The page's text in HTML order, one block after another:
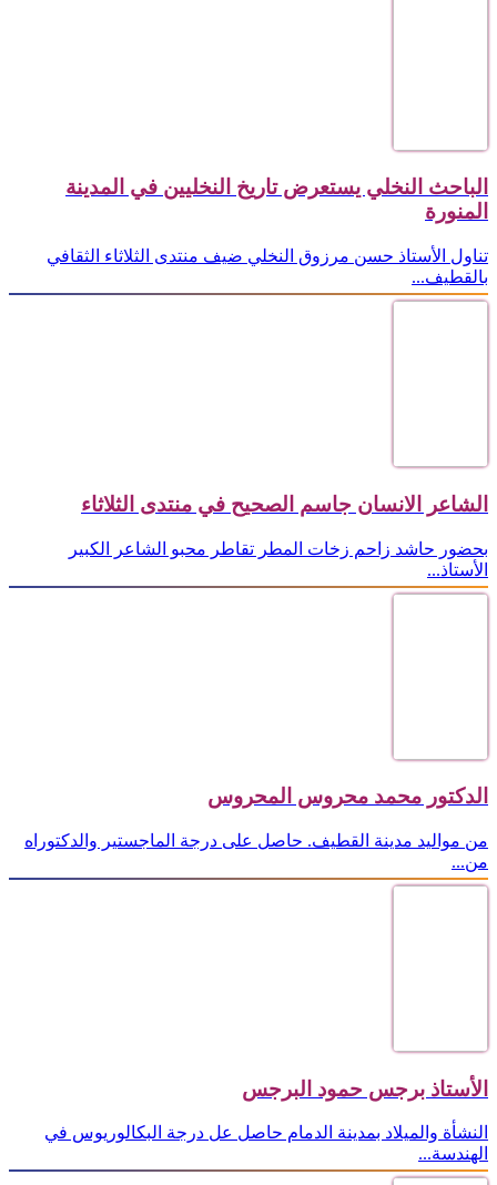
الباحث النخلي يستعرض تاريخ النخليين في المدينة
المنورة
تناول الأستاذ حسن مرزوق النخلي ضيف منتدى الثلاثاء الثقافي
بالقطيف...
الشاعر الانسان جاسم الصحيح في منتدى الثلاثاء
بحضور حاشد زاحم زخات المطر تقاطر محبو الشاعر الكبير
الأستاذ...
الدكتور محمد محروس المحروس
من مواليد مدينة القطيف. حاصل على درجة الماجستير والدكتوراه
من...
الأستاذ برجس حمود البرجس
النشأة والميلاد بمدينة الدمام حاصل عل درجة البكالوريوس في
الهندسة...